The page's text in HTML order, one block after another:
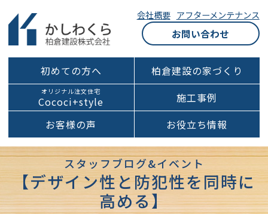
会社概要 アフターメンテナンス
お問い合わせ
初めての方へ 柏倉建設の家づくり
オリジナル注文住宅
Cococi+style
施工事例
お客様の声
お役立ち情報
スタッフブログ&イベント
【デザイン性と防犯性を同時に
高める】